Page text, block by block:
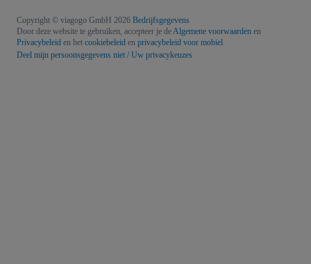
Copyright © viagogo GmbH 2026 Bedrijfsgegevens
Door deze website te gebruiken, accepteer je deAlgemene voorwaarden en
Privacybeleid en het cookiebeleid en privacybeleid voor mobiel
Deel mijn persoonsgegevens niet / Uw privacykeuzes